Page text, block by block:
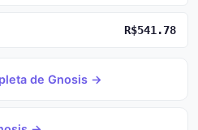
R$541.78
de Gnosis →